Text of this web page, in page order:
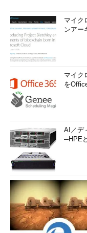
マイク
ンアー
マイク
を
AI／デ
─HPE